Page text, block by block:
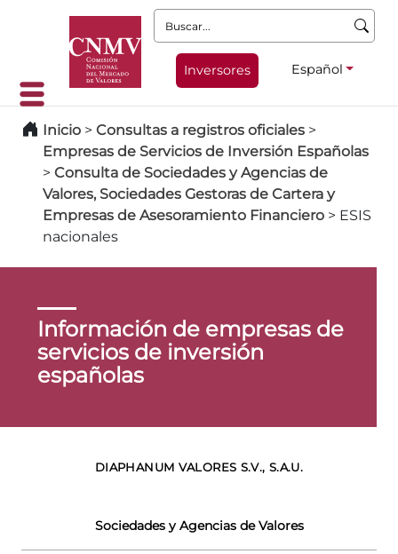
Buscar:
Inversores Español
Inicio > Consultas a registros oficiales >
Empresas de Servicios de Inversión Españolas
> Consulta de Sociedades y Agencias de
Valores, Sociedades Gestoras de Cartera y
Empresas de Asesoramiento Financiero > ESIS
nacionales
Información de empresas de
servicios de inversión
españolas
DIAPHANUM VALORES S.V., S.A.U.
Sociedades y Agencias de Valores